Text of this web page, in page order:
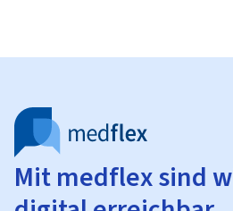
Mit medflex sind